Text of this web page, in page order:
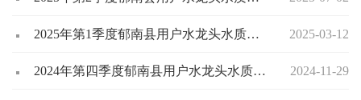
2025年第1季度郁南县用户水龙头水质监测情况一览表 2025-03-12
2024年第四季度郁南县用户水龙头水质监测情况一览表 2024-11-29